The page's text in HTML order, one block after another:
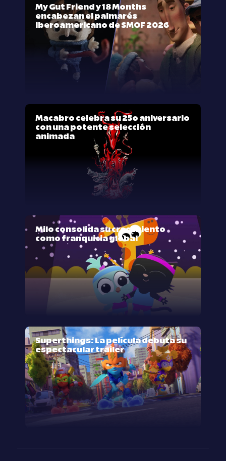
My Gut Friend y 18 Months
encabezan el palmarés
iberoamericano de SMOF 2026
Macabro celebra su 25º aniversario
con una potente selección
animada
Milo consolida su crecimiento
como franquicia global
Superthings: La película debuta su
espectacular trailer